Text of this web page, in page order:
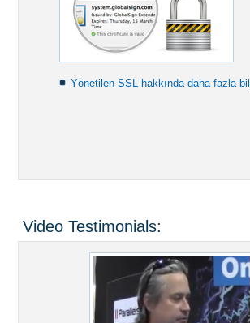
Yönetilen SSL hakkında daha fazla
PDF İmzalama hakkında daha fazla
Video Testimonials: